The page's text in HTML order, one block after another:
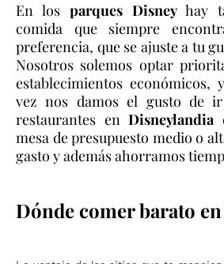
En los parques Disneyhay
comida que siempre
preferencia, que se ajuste a tu
Nosotros solemos optar
establecimientos económicos,
vez nos damos el gusto de
restaurantes enDisneylandia
mesa de presupuesto medio o
gasto y además ahorramos
Dónde comer barato